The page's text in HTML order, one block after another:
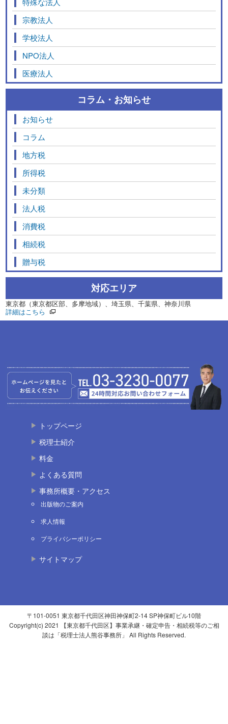
宗教法人
学校法人
NPO法人
医療法人
コラム・お知らせ
お知らせ
コラム
地方税
所得税
未分類
法人税
消費税
相続税
贈与税
対応エリア
東京都（東京都区部、多摩地域）、埼玉県、千葉県、神奈川県
詳細はこちら
トップページ
税理士紹介
料金
よくある質問
事務所概要・アクセス
出版物のご案内
求人情報
プライバシーポリシー
サイトマップ
〒101-0051 東京都千代田区神田神保町2-14 SP神保町ビル10階
Copyright(c) 2021 【東京都千代田区】事業承継・確定申告・相続税等のご相
談は「税理士法人熊谷事務所」 All Rights Reserved.